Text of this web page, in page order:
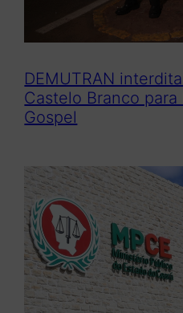
DEMUTRAN
Castelo Branco
Gospel